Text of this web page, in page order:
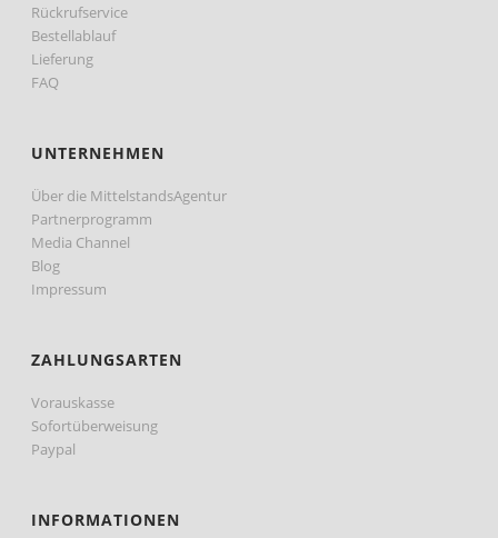
Rückrufservice
Bestellablauf
Lieferung
FAQ
UNTERNEHMEN
Über die MittelstandsAgentur
Partnerprogramm
Media Channel
Blog
Impressum
ZAHLUNGSARTEN
Vorauskasse
Sofortüberweisung
Paypal
INFORMATIONEN